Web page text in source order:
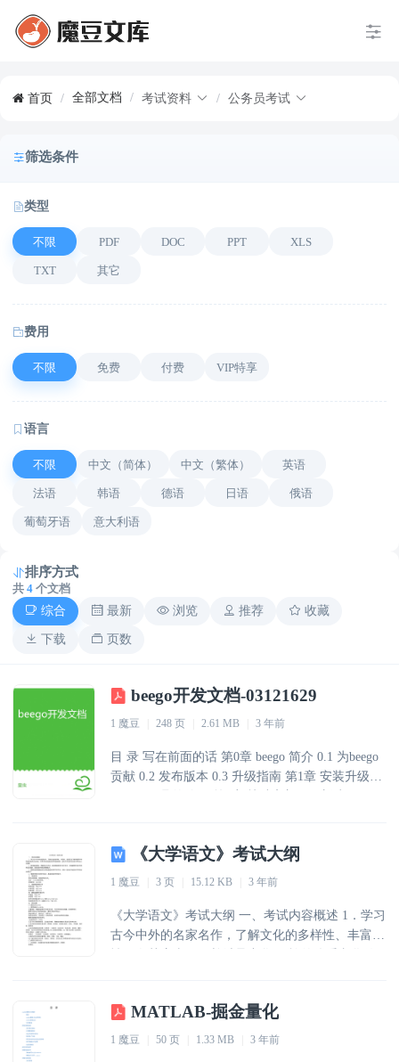
首页 / 全部文档 / 考试资料 / 公务员考试
筛选条件
类型
不限 PDF DOC PPT XLS
TXT 其它
费用
不限 免费 付费 VIP特享
语言
不限 中文（简体） 中文（繁体） 英语
法语 韩语 德语 日语 俄语
葡萄牙语 意大利语
排序方式
共 4 个文档
综合
最新 浏览 推荐 收藏
下载 页数
beego开发文档-03121629
1 魔豆 248 页 2.61 MB 3 年前
目 录 写在前面的话 第0章 beego 简介 0.1 为beego
贡献 0.2 发布版本 0.3 升级指南 第1章 安装升级
架构 3.1 Model设计 3.1.1 概述 3.1.2 ORM使用
3.1.3 CRUD操作 3.1.4 高级查询
《大学语文》考试大纲
1 魔豆 3 页 15.12 KB 3 年前
《大学语文》考试大纲 一、考试内容概述 1．学习
古今中外的名家名作，了解文化的多样性、丰富
理解现当代作品，能读懂难度适中的文言文，并能
解释常见的字词 和语言现象，具备较好的阅读理
MATLAB-掘金量化
1 魔豆 50 页 1.33 MB 3 年前